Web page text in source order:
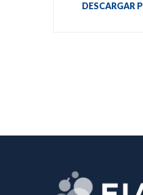
DESCARGAR